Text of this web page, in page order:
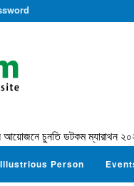
চুনতি ডটকম ম্যারাথন ২০২৫-এর
Illustrious Person